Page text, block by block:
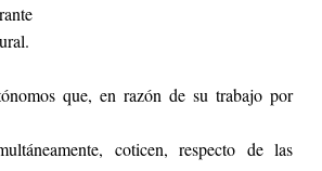
que, en razón de su trabajo por
coticen, respecto de las